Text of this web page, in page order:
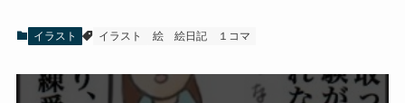
イラスト イラスト 絵 絵日記 １コマ